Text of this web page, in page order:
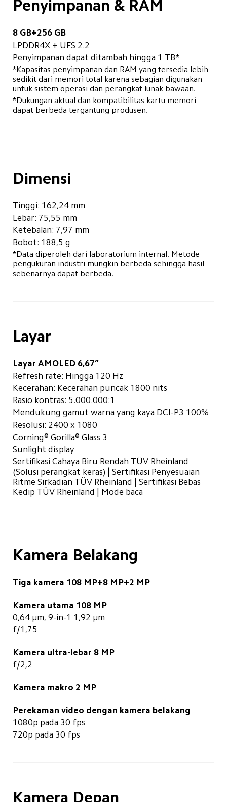
Penyimpanan & RAM
8 GB+256 GB
LPDDR4X + UFS 2.2
Penyimpanan dapat ditambah hingga 1 TB*
*Kapasitas penyimpanan dan RAM yang tersedia lebih
sedikit dari memori total karena sebagian digunakan
*Dukungan aktual dan kompatibilitas kartu memori
dapat berbeda tergantung produsen.
Dimensi
Tinggi: 162,24 mm
Lebar: 75,55 mm
Ketebalan: 7,97 mm
Bobot: 188,5 g
*Data diperoleh dari laboratorium internal. Metode
pengukuran industri mungkin berbeda sehingga hasil
sebenarnya dapat berbeda.
Layar
Layar AMOLED 6,67”
Refresh rate: Hingga 120 Hz
Kecerahan: Kecerahan puncak 1800 nits
Rasio kontras: 5.000.000:1
Mendukung gamut warna yang kaya DCI-P3 100%
Resolusi: 2400 x 1080
Corning® Gorilla® Glass 3
Sunlight display
Sertifikasi Cahaya Biru Rendah TÜV Rheinland
(Solusi perangkat keras) | Sertifikasi Penyesuaian
Ritme Sirkadian TÜV Rheinland | Sertifikasi Bebas
Kedip TÜV Rheinland | Mode baca
Kamera Belakang
Tiga kamera 108 MP+8 MP+2 MP
Kamera utama 108 MP
0,64 μm, 9-in-1 1,92 μm
f/1,75
Kamera ultra-lebar 8 MP
f/2,2
Kamera makro 2 MP
Perekaman video dengan kamera belakang
1080p pada 30 fps
720p pada 30 fps
Kamera Depan